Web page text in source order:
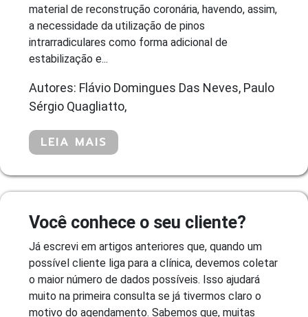
material de reconstrução coronária, havendo, assim,
a necessidade da utilização de pinos
intrarradiculares como forma adicional de
estabilização e...
Autores: Flávio Domingues Das Neves, Paulo
Sérgio Quagliatto,
LEIA MAIS
Você conhece o seu cliente?
Já escrevi em artigos anteriores que, quando um
possível cliente liga para a clínica, devemos coletar
o maior número de dados possíveis. Isso ajudará
muito na primeira consulta se já tivermos claro o
motivo do agendamento. Sabemos que, muitas